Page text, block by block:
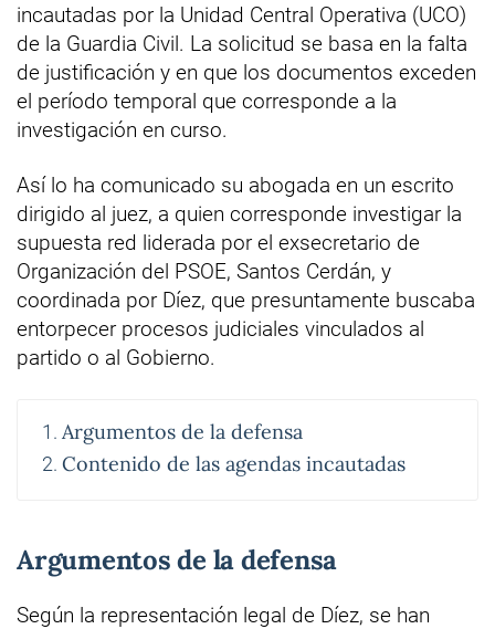
incautadas por la Unidad Central Operativa (UCO)
de la Guardia Civil. La solicitud se basa en la falta
de justificación y en que los documentos exceden
el período temporal que corresponde a la
investigación en curso.
Así lo ha comunicado su abogada en un escrito
dirigido al juez, a quien corresponde investigar la
supuesta red liderada por el exsecretario de
Organización del PSOE, Santos Cerdán, y
coordinada por Díez, que presuntamente buscaba
entorpecer procesos judiciales vinculados al
partido o al Gobierno.
Argumentos de la defensa
Contenido de las agendas incautadas
Argumentos de la defensa
Según la representación legal de Díez, se han